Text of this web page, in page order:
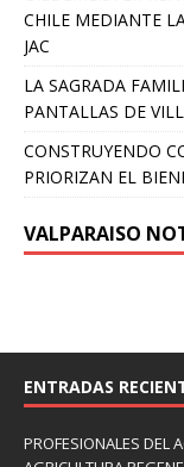
CHILE MEDIANTE
JAC
LA SAGRADA
PANTALLAS DE
CONSTRUYENDO
PRIORIZAN EL
VALPARAISO
ENTRADAS
PROFESIONALES DEL